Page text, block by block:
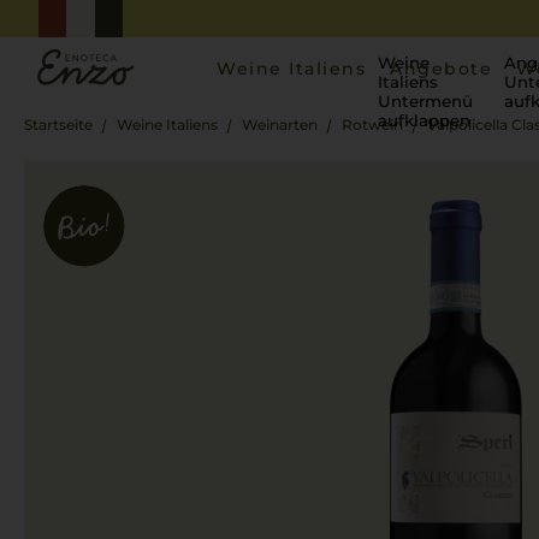
Weine Italiens
Weine
Italiens
Untermenü
aufklappen
Angebote
Startseite Weine Italiens Weinarten Rotwein Valpolicella